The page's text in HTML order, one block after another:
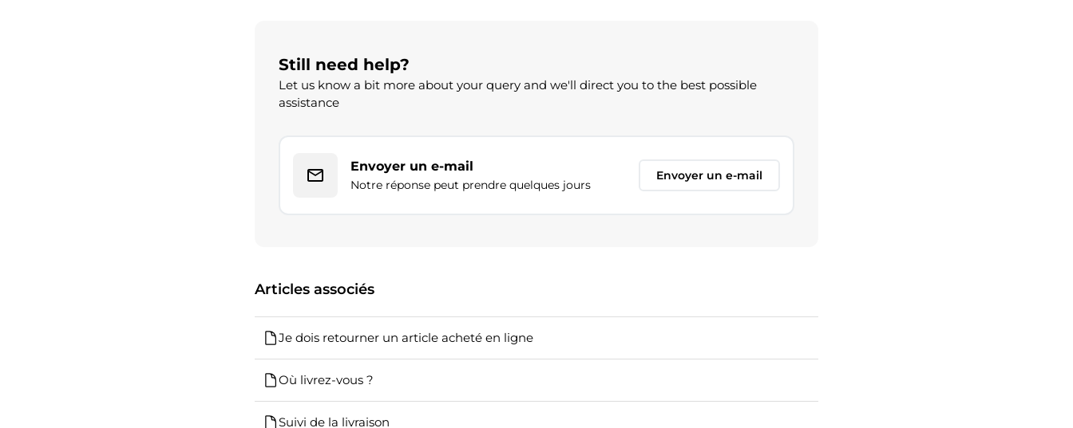
Still need help?
Let us know a bit more about your query and we'll direct you to the best possible
assistance
Envoyer un e-mail
Notre réponse peut prendre quelques jours
Envoyer un e-mail
Articles associés
Je dois retourner un article acheté en ligne
Où livrez-vous ?
Suivi de la livraison